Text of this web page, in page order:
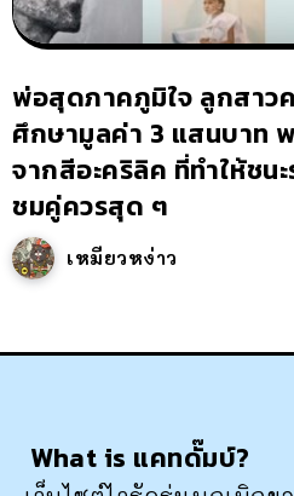
พ่อสุดภาคภูมิใจ ลูกสาว
ศึกษามูลค่า 3 แสนบาท
จากสีอะคริลิค ที่ทำให้ชน
ชมคู่ควรสุด ๆ
เหมียวหง่าว
What is แคทดั๊มบ์?